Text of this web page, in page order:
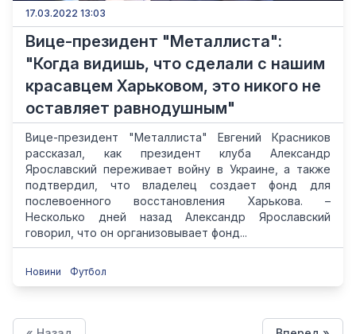
17.03.2022 13:03
Вице-президент "Металлиста":
"Когда видишь, что сделали с нашим
красавцем Харьковом, это никого не
оставляет равнодушным"
Вице-президент "Металлиста" Евгений Красников
рассказал, как президент клуба Александр
Ярославский переживает войну в Украине, а также
подтвердил, что владелец создает фонд для
послевоенного восстановления Харькова. –
Несколько дней назад Александр Ярославский
говорил, что он организовывает фонд...
Новини Футбол